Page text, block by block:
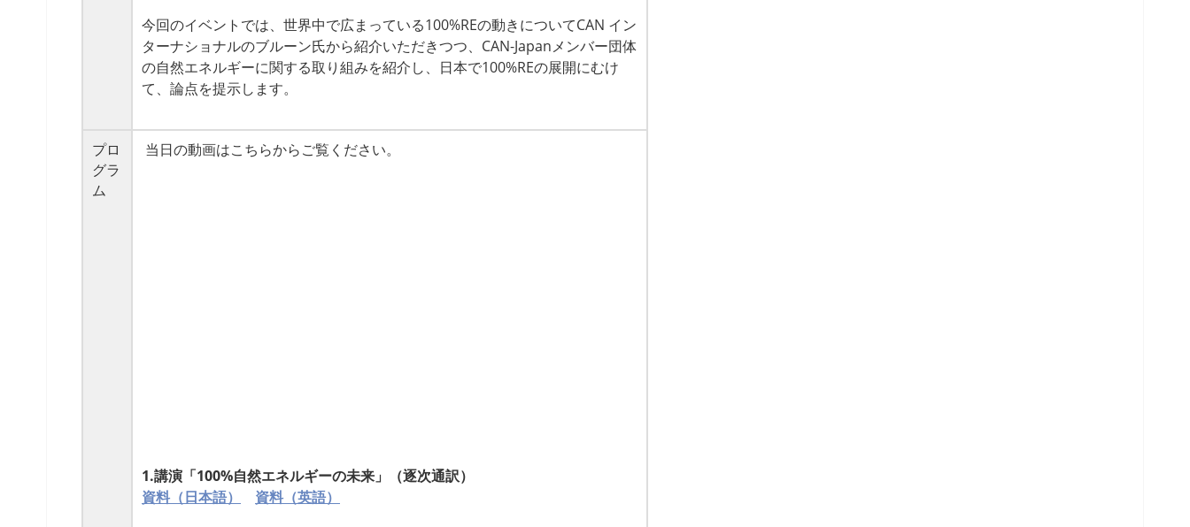
今回のイベントでは、世界中で広まっている100%REの動きについてCAN イン
ターナショナルのブルーン氏から紹介いただきつつ、CAN-Japanメンバー団体
の自然エネルギーに関する取り組みを紹介し、日本で100%REの展開にむけ
て、論点を提示します。
プロ
グラ
ム
当日の動画はこちらからご覧ください。
1.講演「100%自然エネルギーの未来」（逐次通訳）
資料（日本語）
資料（英語）